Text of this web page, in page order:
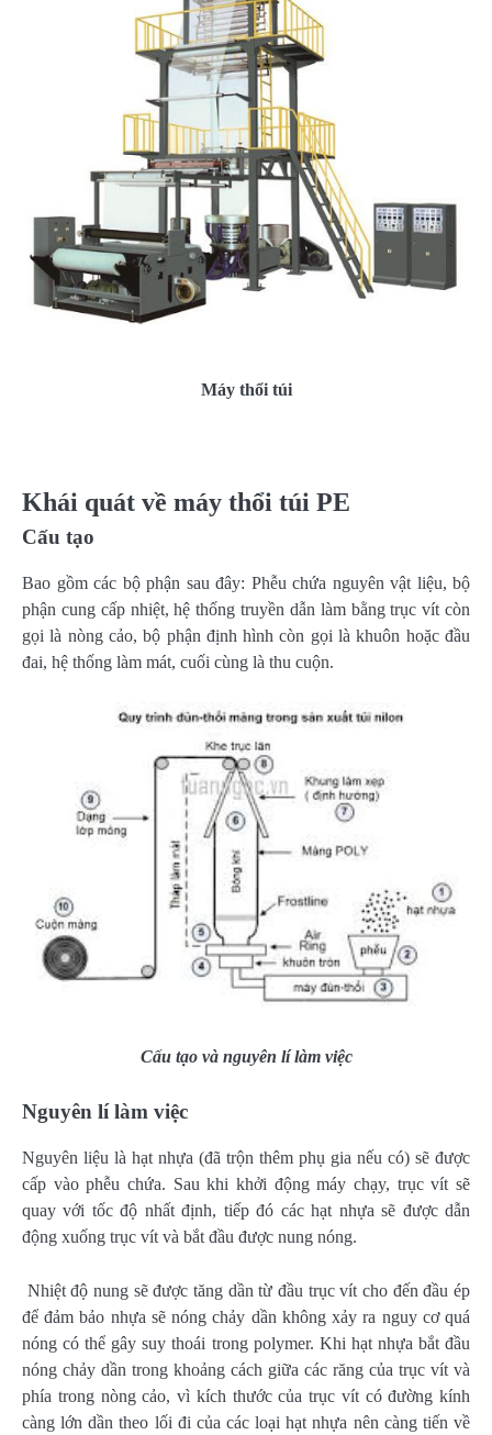
Máy thổi túi
Khái quát về máy thổi túi PE
Cấu tạo
Bao gồm các bộ phận sau đây: Phễu chứa nguyên vật liệu, bộ
phận cung cấp nhiệt, hệ thống truyền dẫn làm bằng trục vít còn
gọi là nòng cảo, bộ phận định hình còn gọi là khuôn hoặc đầu
đai, hệ thống làm mát, cuối cùng là thu cuộn.
Cấu tạo và nguyên lí làm việc
Nguyên lí làm việc
Nguyên liệu là hạt nhựa (đã trộn thêm phụ gia nếu có) sẽ được
cấp vào phễu chứa. Sau khi khởi động máy chạy, trục vít sẽ
quay với tốc độ nhất định, tiếp đó các hạt nhựa sẽ được dẫn
động xuống trục vít và bắt đầu được nung nóng.
Nhiệt độ nung sẽ được tăng dần từ đầu trục vít cho đến đầu ép
để đảm bảo nhựa sẽ nóng chảy dần không xảy ra nguy cơ quá
nóng có thể gây suy thoái trong polymer. Khi hạt nhựa bắt đầu
nóng chảy dần trong khoảng cách giữa các răng của trục vít và
phía trong nòng cảo, vì kích thước của trục vít có đường kính
càng lớn dần theo lối đi của các loại hạt nhựa nên càng tiến về